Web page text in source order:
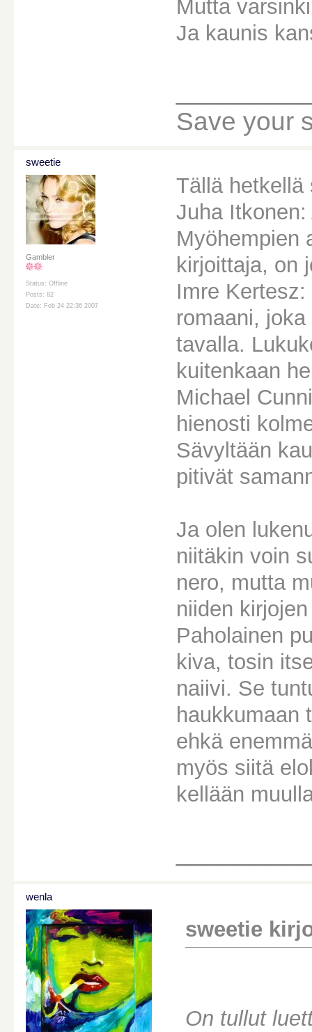
Mutta
Ja kaunis
Save your
sweetie
Gambler
Status: Offline
Posts: 82
Date: Feb 24 22:36 2007
Tällä hetkellä
Juha
Myöhempien
kirjoittaja, on
Imre
romaani,
tavalla.
kuitenkaan
Michael
hienosti
Sävyltään
pitivät
Ja olen
niitäkin voin
nero, mutta
niiden
Paholainen
kiva, tosin
naiivi. Se
haukkumaan
ehkä
myös siitä
kellään
wenla
sweetie
On tullut